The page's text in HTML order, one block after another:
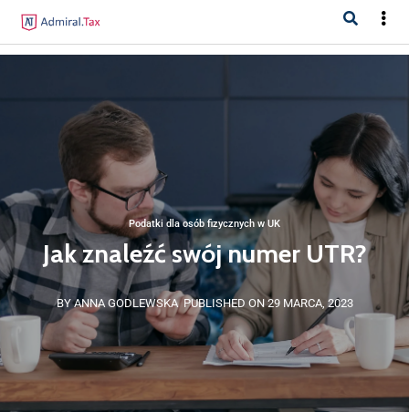
Podatki dla osób fizycznych w UK
Jak znaleźć swój numer UTR?
BY ANNA GODLEWSKA PUBLISHED ON 29 MARCA, 2023